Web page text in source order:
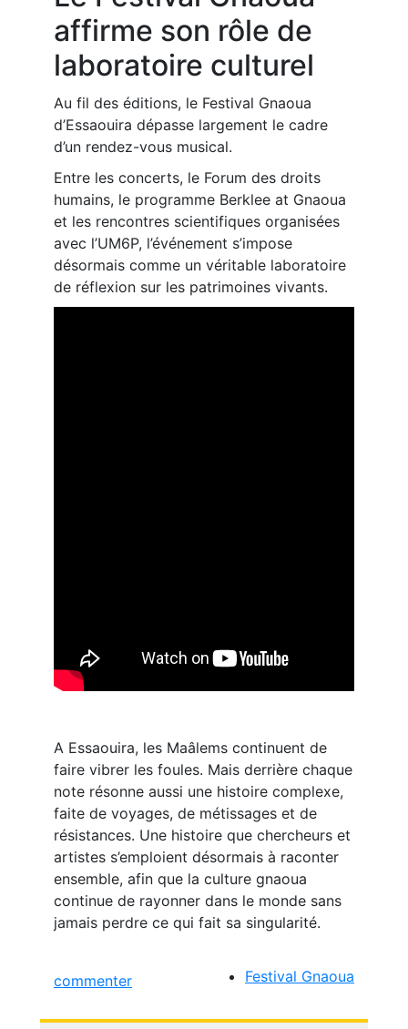
affirme son rôle de
laboratoire culturel
Au fil des éditions, le Festival Gnaoua
d’Essaouira dépasse largement le cadre
d’un rendez-vous musical.
Entre les concerts, le Forum des droits
humains, le programme Berklee at Gnaoua
et les rencontres scientifiques organisées
avec l’UM6P, l’événement s’impose
désormais comme un véritable laboratoire
de réflexion sur les patrimoines vivants.
A Essaouira, les Maâlems continuent de
faire vibrer les foules. Mais derrière chaque
note résonne aussi une histoire complexe,
faite de voyages, de métissages et de
résistances. Une histoire que chercheurs et
artistes s’emploient désormais à raconter
ensemble, afin que la culture gnaoua
continue de rayonner dans le monde sans
jamais perdre ce qui fait sa singularité.
commenter Festival Gnaoua